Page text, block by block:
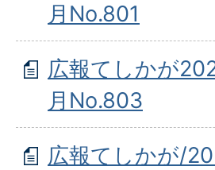
月No.801
広報てしかが
月No.803
広報てしかが/